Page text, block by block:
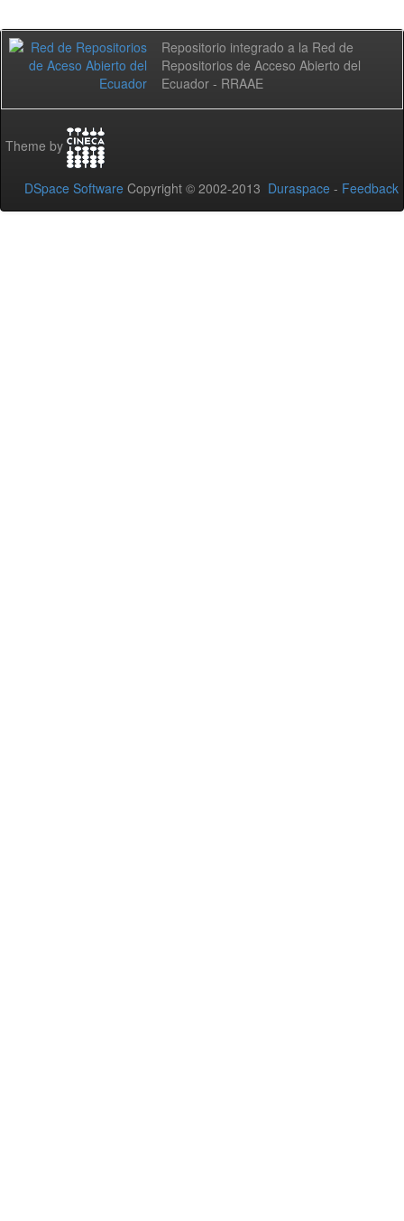
Repositorio integrado a la Red de
Repositorios de Acceso Abierto del
Ecuador - RRAAE
Theme by
DSpace Software Copyright © 2002-2013 Duraspace - Feedback